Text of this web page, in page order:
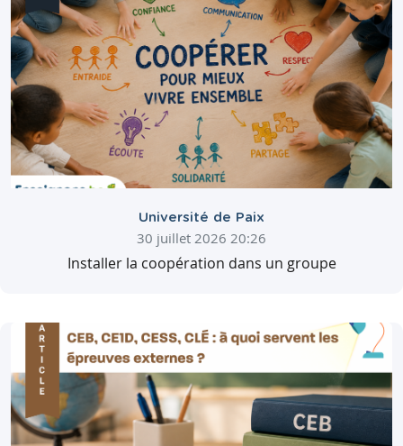
Université de Paix
30 juillet 2026 20:26
Installer la coopération dans un groupe